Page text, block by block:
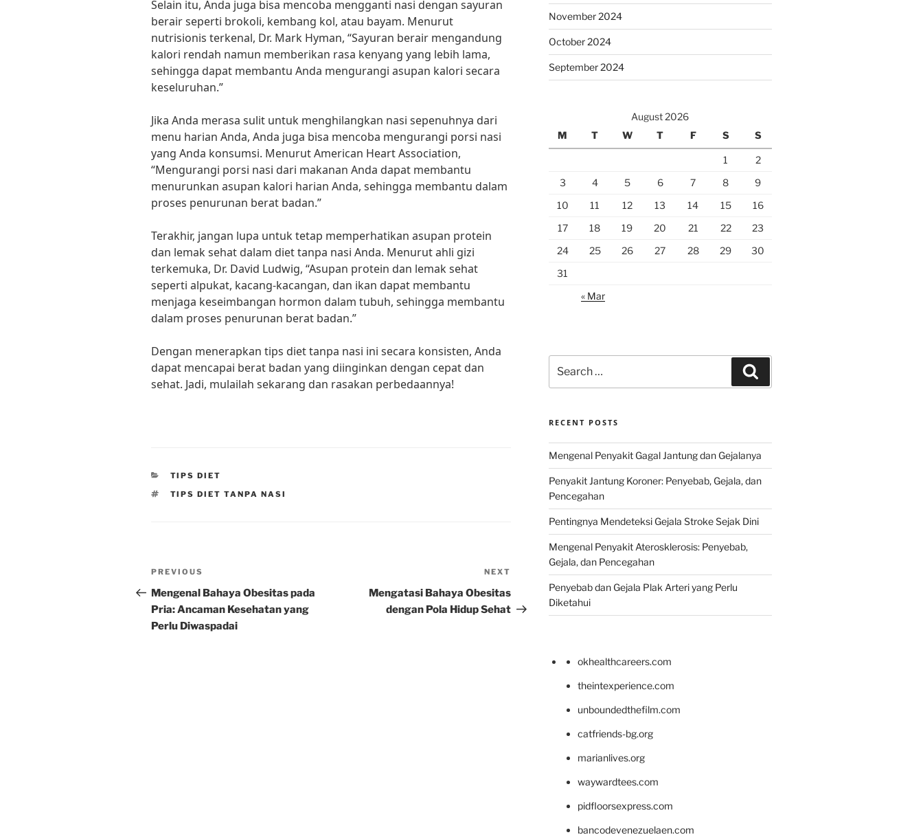
Selain itu, Anda juga bisa mencoba mengganti nasi dengan sayuran
berair seperti brokoli, kembang kol, atau bayam. Menurut
nutrisionis terkenal, Dr. Mark Hyman, “Sayuran berair mengandung
kalori rendah namun memberikan rasa kenyang yang lebih lama,
sehingga dapat membantu Anda mengurangi asupan kalori secara
keseluruhan.”
Jika Anda merasa sulit untuk menghilangkan nasi sepenuhnya dari
menu harian Anda, Anda juga bisa mencoba mengurangi porsi nasi
yang Anda konsumsi. Menurut American Heart Association,
“Mengurangi porsi nasi dari makanan Anda dapat membantu
menurunkan asupan kalori harian Anda, sehingga membantu dalam
proses penurunan berat badan.”
Terakhir, jangan lupa untuk tetap memperhatikan asupan protein
dan lemak sehat dalam diet tanpa nasi Anda. Menurut ahli gizi
terkemuka, Dr. David Ludwig, “Asupan protein dan lemak sehat
seperti alpukat, kacang-kacangan, dan ikan dapat membantu
menjaga keseimbangan hormon dalam tubuh, sehingga membantu
dalam proses penurunan berat badan.”
Dengan menerapkan tips diet tanpa nasi ini secara konsisten, Anda
dapat mencapai berat badan yang diinginkan dengan cepat dan
sehat. Jadi, mulailah sekarang dan rasakan perbedaannya!
CATEGORIES
TIPS DIET
TAGS
TIPS DIET TANPA NASI
Post
navigation
Previous
Post
PREVIOUS
Mengenal Bahaya Obesitas pada
Pria: Ancaman Kesehatan yang
Perlu Diwaspadai
Post
NEXT
Mengatasi Bahaya Obesitas
dengan Pola Hidup Sehat
November 2024
October 2024
September 2024
August 2026
M
T W T F S S
1
2
3
4 5 6 7 8
9
10
11 12 13 14 15
16
17
18 19 20 21 22
23
24
25 26 27 28 29
30
31
« Mar
for:
RECENT POSTS
Mengenal Penyakit Gagal Jantung dan Gejalanya
Penyakit Jantung Koroner: Penyebab, Gejala, dan
Pencegahan
Pentingnya Mendeteksi Gejala Stroke Sejak Dini
Mengenal Penyakit Aterosklerosis: Penyebab,
Gejala, dan Pencegahan
Penyebab dan Gejala Plak Arteri yang Perlu
Diketahui
okhealthcareers.com
theintexperience.com
unboundedthefilm.com
catfriends-bg.org
marianlives.org
waywardtees.com
pidfloorsexpress.com
bancodevenezuelaen.com